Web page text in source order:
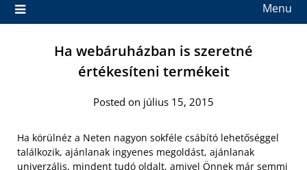
Menu
Ha webáruházban is szeretné
értékesíteni termékeit
Posted on július 15, 2015
Ha körülnéz a Neten nagyon sokféle csábító lehetőséggel
találkozik, ajánlanak ingyenes megoldást, ajánlanak
univerzális, mindent tudó oldalt, amivel Önnek már semmi